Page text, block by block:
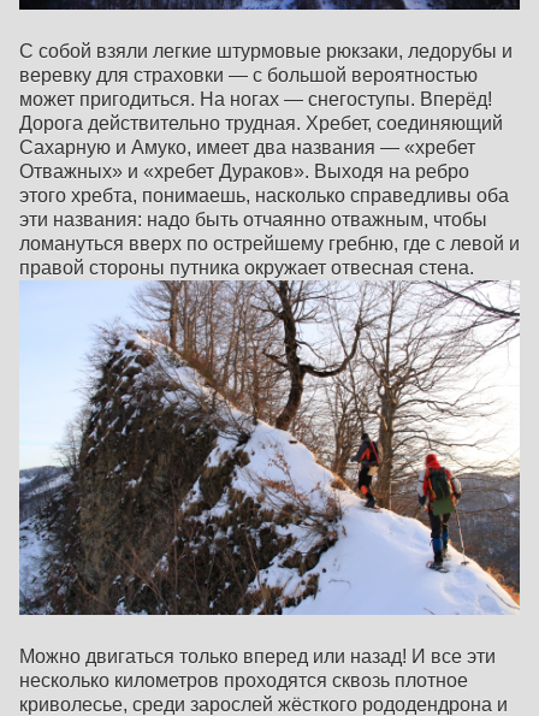
С собой взяли легкие штурмовые рюкзаки, ледорубы и
веревку для страховки — с большой вероятностью
может пригодиться. На ногах — снегоступы. Вперёд!
Дорога действительно трудная. Хребет, соединяющий
Сахарную и Амуко, имеет два названия — «хребет
Отважных» и «хребет Дураков». Выходя на ребро
этого хребта, понимаешь, насколько справедливы оба
эти названия: надо быть отчаянно отважным, чтобы
ломануться вверх по острейшему гребню, где с левой и
правой стороны путника окружает отвесная стена.
Можно двигаться только вперед или назад! И все эти
несколько километров проходятся сквозь плотное
криволесье, среди зарослей жёсткого рододендрона и